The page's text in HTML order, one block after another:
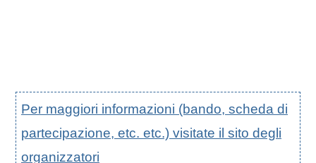
Per maggiori informazioni (bando, scheda di
partecipazione, etc. etc.) visitate il sito degli
organizzatori